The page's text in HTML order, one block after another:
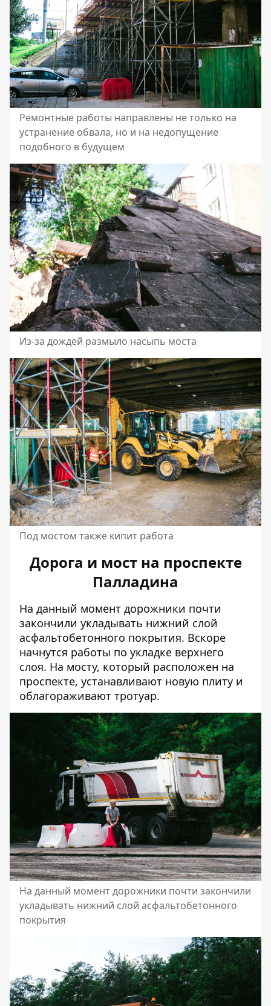
Ремонтные работы направлены не только на
устранение обвала, но и на недопущение
подобного в будущем
Из-за дождей размыло насыпь моста
Под мостом также кипит работа
Дорога и мост на проспекте
Палладина
На данный момент дорожники почти
закончили укладывать нижний слой
асфальтобетонного покрытия. Вскоре
начнутся работы по укладке верхнего
слоя. На мосту, который расположен на
проспекте, устанавливают новую плиту и
облагораживают тротуар.
На данный момент дорожники почти закончили
укладывать нижний слой асфальтобетонного
покрытия